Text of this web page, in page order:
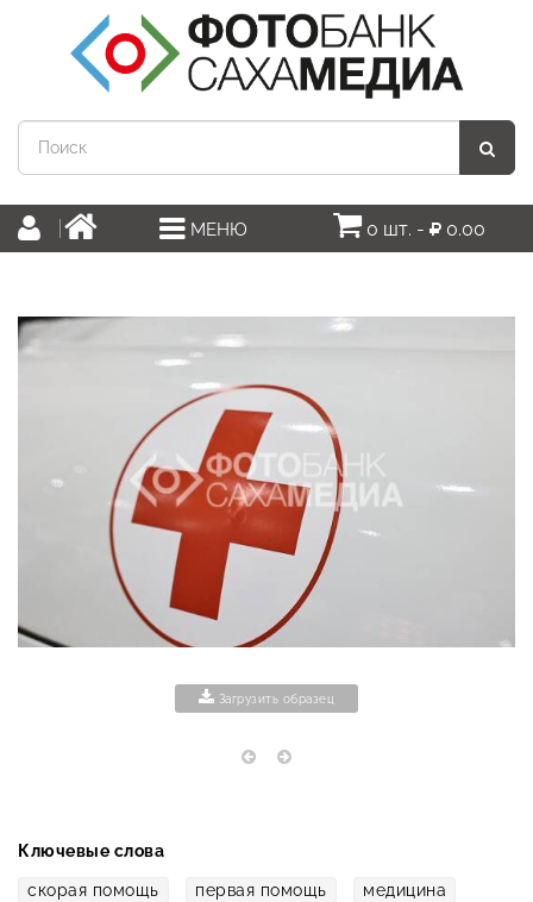
МЕНЮ 0 шт. - 0.00
Загрузить образец
Ключевые слова
скорая помощь первая помощь
медицина